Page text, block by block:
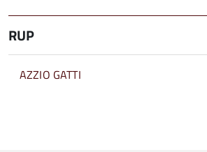
RUP
AZZIO GATTI